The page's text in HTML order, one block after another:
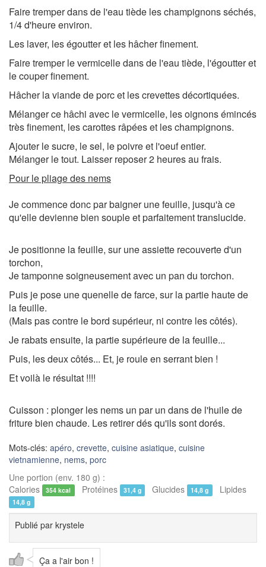
Faire tremper dans de l'eau tiède les champignons séchés,
1/4 d'heure environ.
Les laver, les égoutter et les hâcher finement.
Faire tremper le vermicelle dans de l'eau tiède, l'égoutter et
le couper finement.
Hâcher la viande de porc et les crevettes décortiquées.
Mélanger ce hâchi avec le vermicelle, les oignons émincés
très finement, les carottes râpées et les champignons.
Ajouter le sucre, le sel, le poivre et l'oeuf entier.
Mélanger le tout. Laisser reposer 2 heures au frais.
Pour le pliage des nems
Je commence donc par baigner une feuille, jusqu'à ce
qu'elle devienne bien souple et parfaitement translucide.
Je positionne la feuille, sur une assiette recouverte d'un
torchon,
Je tamponne soigneusement avec un pan du torchon.
Puis je pose une quenelle de farce, sur la partie haute de
la feuille.
(Mais pas contre le bord supérieur, ni contre les côtés).
Je rabats ensuite, la partie supérieure de la feuille...
Puis, les deux côtés... Et, je roule en serrant bien !
Et voilà le résultat !!!!
Cuisson : plonger les nems un par un dans de l'huile de
friture bien chaude. Les retirer dés qu'ils sont dorés.
Mots-clés: apéro, crevette, cuisine asiatique, cuisine
vietnamienne, nems, porc
Une portion (env. 180 g) :
Calories
354 kcal Protéines 31,4 g Glucides 14,8 g Lipides
14,8 g
Publié par krystele
Ça a l'air bon !